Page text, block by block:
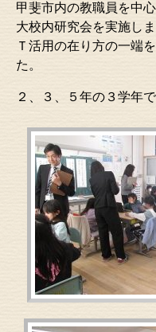
甲斐市内の教職員を中
大校内研究会を実施し
Ｔ活用の在り方の一端
た。
２、３、５年の３学年